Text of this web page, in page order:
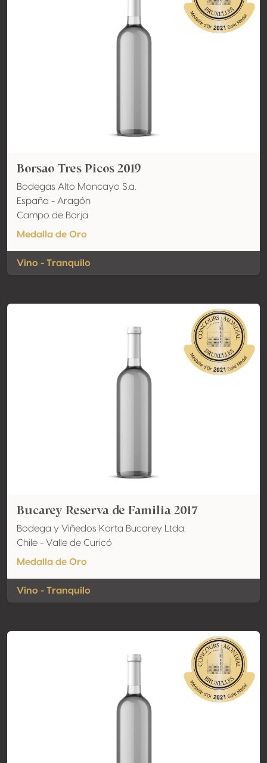
Borsao Tres Picos 2019
Bodegas Alto Moncayo S.a.
España - Aragón
Campo de Borja
Medalla de Oro
Vino - Tranquilo
Bucarey Reserva de Familia 2017
Bodega y Viñedos Korta Bucarey Ltda.
Chile - Valle de Curicó
Medalla de Oro
Vino - Tranquilo